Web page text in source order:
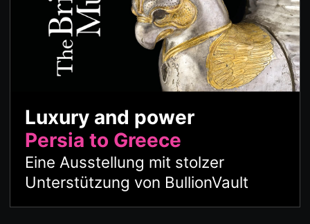
Luxury and power
Persia to Greece
Eine Ausstellung mit stolzer
Unterstützung von BullionVault